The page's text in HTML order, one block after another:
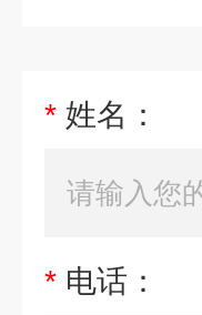
* 姓名：
* 电话：